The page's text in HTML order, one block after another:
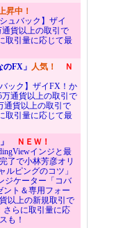
昇中！
ュバック】ザイ
貨以上の取引で
取引量に応じて最
FX」 人気！
Ｎ
ック】ザイFX！か
通貨以上の取引で
通貨以上の取引で
取引量に応じて最
ＮＥＷ！
インジと最
了で小林芳彦オリ
ルピングのコツ」
ジケーター「コバ
ント＆専用フォー
以上の新規取引で
さらに取引量に応
も！